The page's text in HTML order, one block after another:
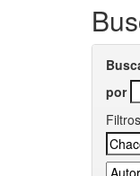
por